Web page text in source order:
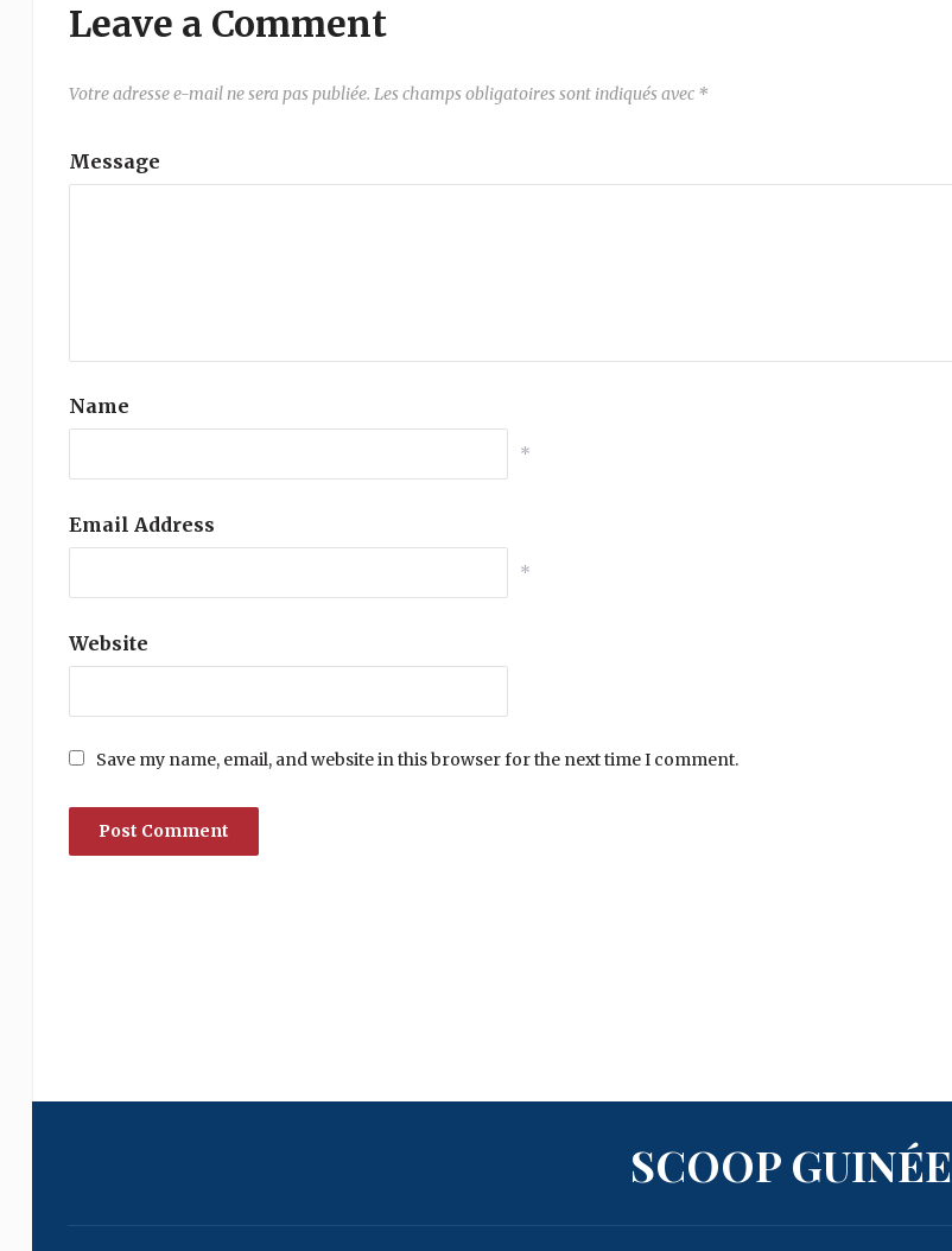
Leave a Comment
Votre adresse e-mail ne sera pas publiée. Les champs obligatoires sont indiqués avec *
Message
Name
*
Email Address
*
Website
Save my name, email, and website in this browser for the next time I comment.
SCOOP GUINÉE